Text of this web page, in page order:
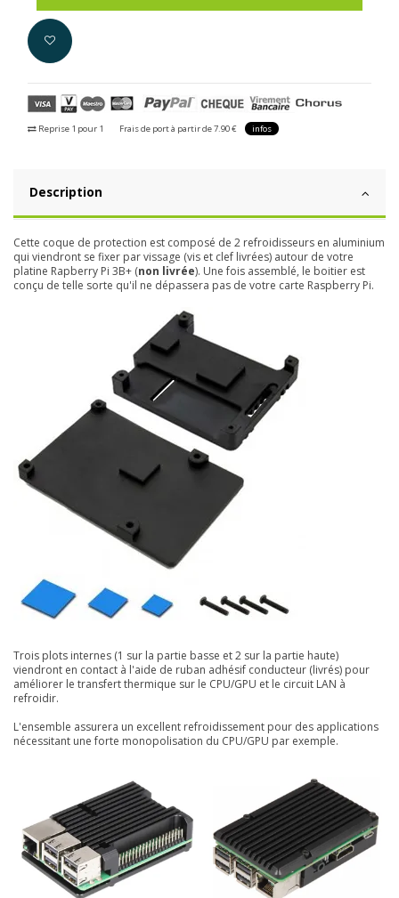
Reprise 1 pour 1 Frais de port à partir de 7.90 € infos
Description
Cette coque de protection est composé de 2 refroidisseurs en aluminium
qui viendront se fixer par vissage (vis et clef livrées) autour de votre
platine Rapberry Pi 3B+ (non livrée). Une fois assemblé, le boitier est
conçu de telle sorte qu'il ne dépassera pas de votre carte Raspberry Pi.
Trois plots internes (1 sur la partie basse et 2 sur la partie haute)
viendront en contact à l'aide de ruban adhésif conducteur (livrés) pour
améliorer le transfert thermique sur le CPU/GPU et le circuit LAN à
refroidir.
L'ensemble assurera un excellent refroidissement pour des applications
nécessitant une forte monopolisation du CPU/GPU par exemple.